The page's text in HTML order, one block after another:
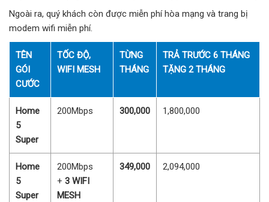
Ngoài ra, quý khách còn được miễn phí hòa mạng và trang bị
modem wifi miễn phí.
TÊN
GÓI
CƯỚC
TỐC ĐỘ,
WIFI MESH
TỪNG
THÁNG
TRẢ TRƯỚC 6 THÁNG
TẶNG 2 THÁNG
Home
5
Super
200Mbps 300,000 1,800,000
Home
5
Super
200Mbps
+ 3 WIFI
MESH
349,000 2,094,000